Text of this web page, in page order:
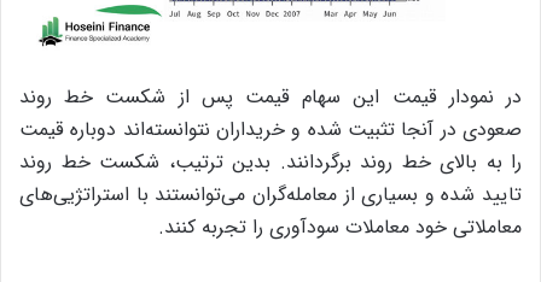
در نمودار قیمت این سهام قیمت پس از شکست خط روند
صعودی در آنجا تثبیت شده و خریداران نتوانسته‌اند دوباره قیمت
را به بالای خط روند برگردانند. بدین ترتیب، شکست خط روند
تایید شده و بسیاری از معامله‌گران می‌توانستند با استراتژیی‌های
معاملاتی خود معاملات سودآوری را تجربه کنند.